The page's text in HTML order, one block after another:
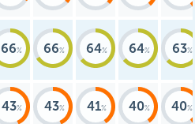
66 66 64 64 63
43 43 41 40 40